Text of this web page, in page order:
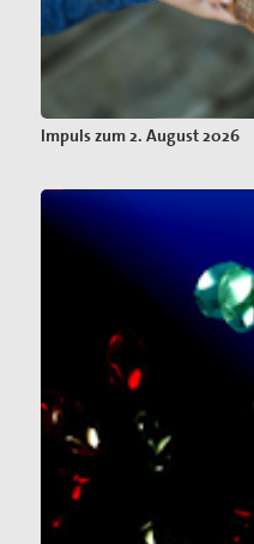
Impuls zum 2. August 2026